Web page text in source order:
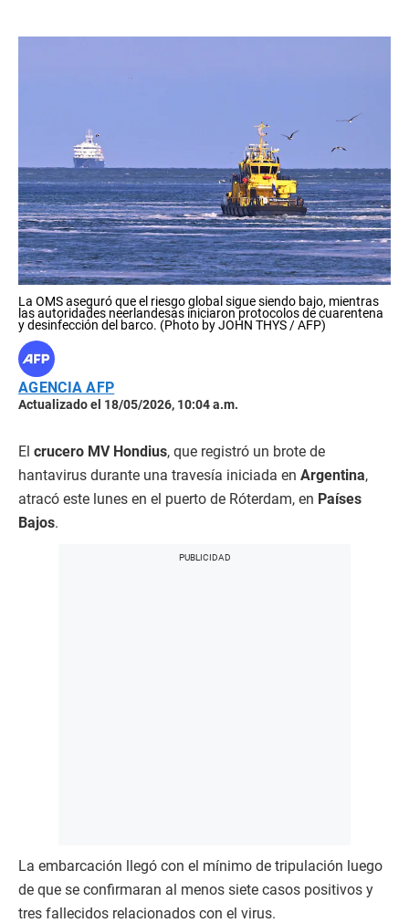
La OMS aseguró que el riesgo global sigue siendo bajo, mientras
las autoridades neerlandesas iniciaron protocolos de cuarentena
y desinfección del barco. (Photo by JOHN THYS / AFP)
AGENCIA AFP
Actualizado el 18/05/2026, 10:04 a.m.
El crucero MV Hondius, que registró un brote de
hantavirus durante una travesía iniciada en Argentina,
atracó este lunes en el puerto de Róterdam, en Países
Bajos.
La embarcación llegó con el mínimo de tripulación luego
de que se confirmaran al menos siete casos positivos y
tres fallecidos relacionados con el virus.